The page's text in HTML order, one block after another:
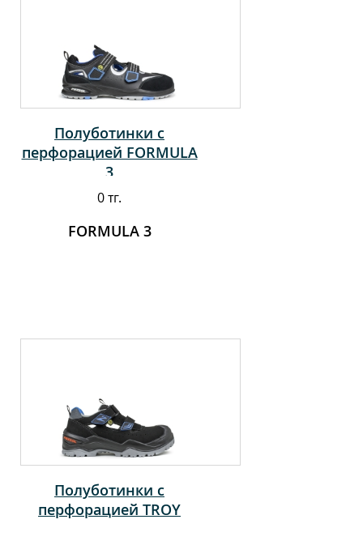
Полуботинки с
перфорацией FORMULA
3
0 тг.
FORMULA 3
Полуботинки с
перфорацией TROY